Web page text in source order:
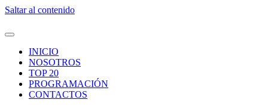
Saltar al contenido
INICIO
NOSOTROS
TOP 20
PROGRAMACIÓN
CONTACTOS